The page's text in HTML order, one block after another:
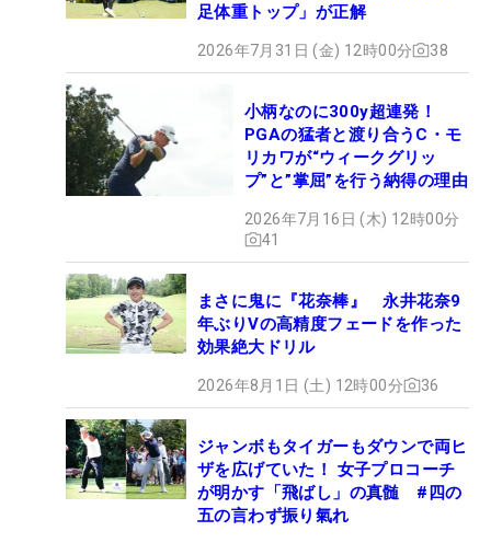
足体重トップ」が正解
2026年7月31日 (金) 12時00分 38
小柄なのに300y超連発！
PGAの猛者と渡り合うC・モ
リカワが“ウィークグリッ
プ”と”掌屈”を行う納得の理由
2026年7月16日 (木) 12時00分
41
まさに鬼に『花奈棒』 永井花奈9
年ぶりVの高精度フェードを作った
効果絶大ドリル
2026年8月1日 (土) 12時00分 36
ジャンボもタイガーもダウンで両ヒ
ザを広げていた！ 女子プロコーチ
が明かす「飛ばし」の真髄 #四の
五の言わず振り氣れ